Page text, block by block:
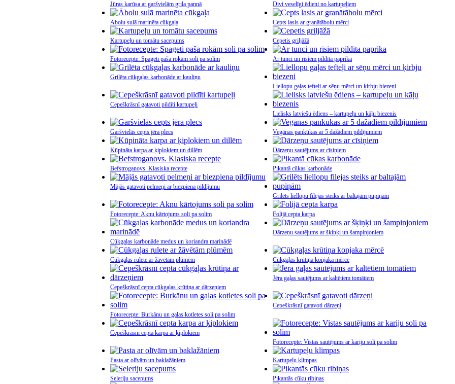
Jūras karūsa ar garšvielām grila pannā Divi veselīgi ēdieni no kartupeļiem
Ābolu sulā marinēta cūkgaļa Cepts lasis ar granātābolu mērci
Kartupeļu un tomātu sacepums Cepetis griljāžā
Fotorecepte: Spageti paša rokām soli pa solim Ar tunci un rīsiem pildīta paprika
Grilēta cūkgaļas karbonāde ar kauliņu
Liellopu gaļas tefteļi ar sēņu mērci un ķirbju biezeni
Cepeškrāsnī gatavoti pildīti kartupeļi
Lielisks latviešu ēdiens – kartupeļu un kāļu biezenis
Garšvielās cepts jēra plecs Vegānas pankūkas ar 5 dažādiem pildījumiem
Kūpināta karpa ar ķiplokiem un dillēm Dārzeņu sautējums ar cīsiņiem
Befstroganovs. Klasiska recepte Pikantā cūkas karbonāde
Mājās gatavoti pelmeņi ar biezpiena pildījumu
Grilēts liellopu filejas steiks ar baltajām pupiņām
Fotorecepte: Aknu kārtojums soli pa solim Folijā cepta karpa
Cūkgaļas karbonāde medus un koriandra marinādē
Dārzeņu sautējums ar šķiņķi un šampinjoniem
Cūkgaļas rulete ar žāvētām plūmēm Cūkgaļas krūtiņa konjaka mērcē
Cepeškrāsnī cepta cūkgaļas krūtiņa ar dārzeņiem
Jēra gaļas sautējums ar kaltētiem tomātiem
Fotorecepte: Burkānu un gaļas kotletes soli pa solim
Cepeškrāsnī gatavoti dārzeņi
Cepeškrāsnī cepta karpa ar ķiplokiem
Fotorecepte: Vistas sautējums ar kariju soli pa solim
Pasta ar olīvām un baklažāniem Kartupeļu klimpas
Seleriju sacepums Pikantās cūku ribiņas